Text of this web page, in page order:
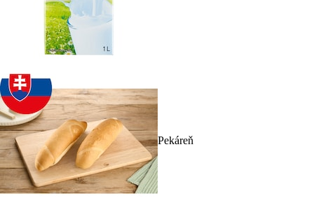
Pekáreň